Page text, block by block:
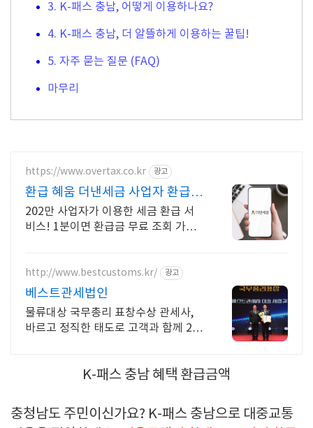
3. K-패스 충남, 어떻게 이용하나요?
4. K-패스 충남, 더 알뜰하게 이용하는 꿀팁!
5. 자주 묻는 질문 (FAQ)
마무리
https://www.overtax.co.kr 광고
환급 혜움 더낸세금 사업자 환급
전문
202만 사업자가 이용한 세금 환급 서
비스! 1분이면 환급금 무료 조회 가능
http://www.bestcustoms.kr/ 광고
베스트관세법인
물류대상 국무총리 표창수상 관세사,
바르고 정직한 태도로 고객과 함께 20
K-패스 충남 혜택 환급금액
충청남도 주민이신가요? K-패스 충남으로 대중교통